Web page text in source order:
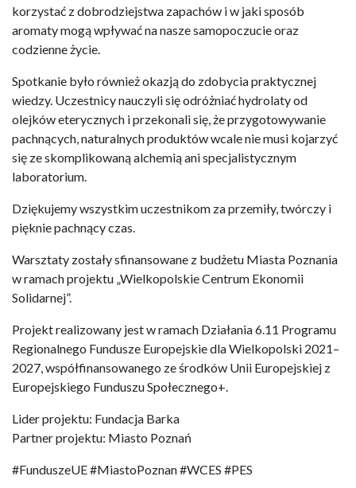
korzystać z dobrodziejstwa zapachów i w jaki sposób
aromaty mogą wpływać na nasze samopoczucie oraz
codzienne życie.
Spotkanie było również okazją do zdobycia praktycznej
wiedzy. Uczestnicy nauczyli się odróżniać hydrolaty od
olejków eterycznych i przekonali się, że przygotowywanie
pachnących, naturalnych produktów wcale nie musi kojarzyć
się ze skomplikowaną alchemią ani specjalistycznym
laboratorium.
Dziękujemy wszystkim uczestnikom za przemiły, twórczy i
pięknie pachnący czas.
Warsztaty zostały sfinansowane z budżetu Miasta Poznania
w ramach projektu „Wielkopolskie Centrum Ekonomii
Solidarnej”.
Projekt realizowany jest w ramach Działania 6.11 Programu
Regionalnego Fundusze Europejskie dla Wielkopolski 2021–
2027, współfinansowanego ze środków Unii Europejskiej z
Europejskiego Funduszu Społecznego+.
Lider projektu: Fundacja Barka
Partner projektu: Miasto Poznań
#FunduszeUE #MiastoPoznan #WCES #PES